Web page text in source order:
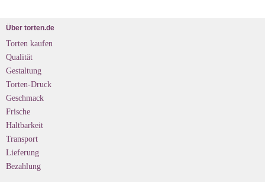
Über torten.de
Torten kaufen
Qualität
Gestaltung
Torten-Druck
Geschmack
Frische
Haltbarkeit
Transport
Lieferung
Bezahlung